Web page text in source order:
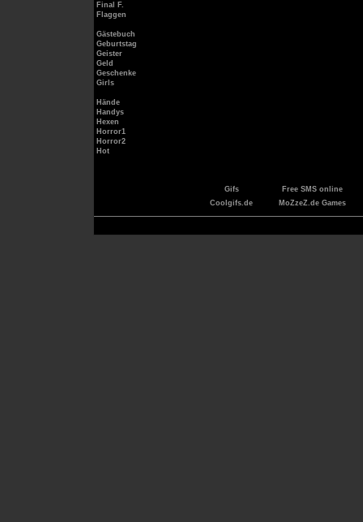
Final F.
Flaggen
Gästebuch
Geburtstag
Geister
Geld
Geschenke
Girls
Hände
Handys
Hexen
Horror1
Horror2
Hot
Gifs
Free SMS online
Coolgifs.de
MoZzeZ.de Games